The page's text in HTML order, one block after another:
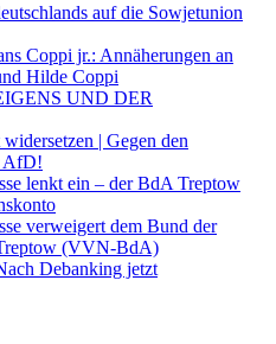
auf die Sowjetunion
Coppi jr.: Annäherungen an
Hilde Coppi
UND DER
| Gegen den
AfD!
lenkt ein – der BdA Treptow
verweigert dem Bund der
(VVN-BdA)
Debanking jetzt